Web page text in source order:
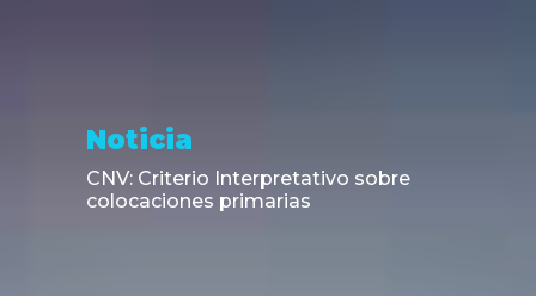
Noticia
CNV: Criterio Interpretativo sobre
colocaciones primarias